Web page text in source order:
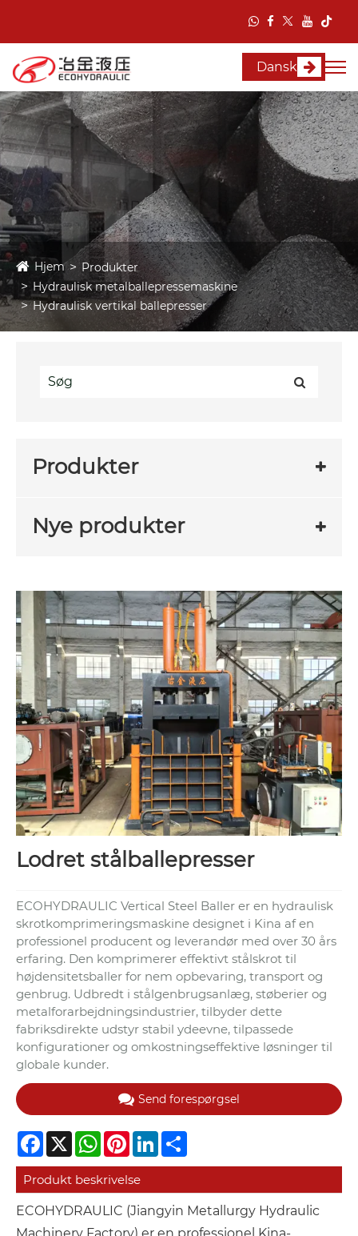
Dansk
Hjem
Produkter
Hydraulisk metalballepressemaskine
Hydraulisk vertikal ballepresser
Produkter
Nye produkter
Lodret stålballepresser
ECOHYDRAULIC Vertical Steel Baller er en hydraulisk
skrotkomprimeringsmaskine designet i Kina af en
professionel producent og leverandør med over 30 års
erfaring. Den komprimerer effektivt stålskrot til
højdensitetsballer for nem opbevaring, transport og
genbrug. Udbredt i stålgenbrugsanlæg, støberier og
metalforarbejdningsindustrier, tilbyder dette
fabriksdirekte udstyr stabil ydeevne, tilpassede
konfigurationer og omkostningseffektive løsninger til
globale kunder.
Send forespørgsel
Facebook
X WhatsApp
PinterestLinkedIn
Produkt beskrivelse
ECOHYDRAULIC (Jiangyin Metallurgy Hydraulic